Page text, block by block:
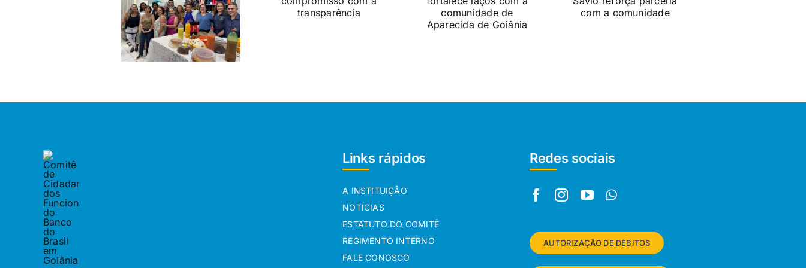
Links rápidos
A INSTITUIÇÃO
NOTÍCIAS
ESTATUTO DO COMITÊ
REGIMENTO INTERNO
FALE CONOSCO
Redes sociais
AUTORIZAÇÃO DE DÉBITOS